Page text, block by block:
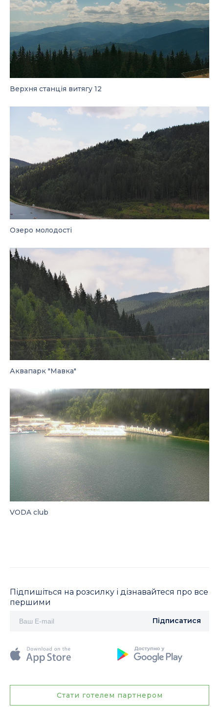
Верхня станція витягу 12
Озеро молодості
Аквапарк "Мавка"
VODA club
Підпишіться на розсилку і дізнавайтеся про все
першими
Підписатися
Стати готелем партнером